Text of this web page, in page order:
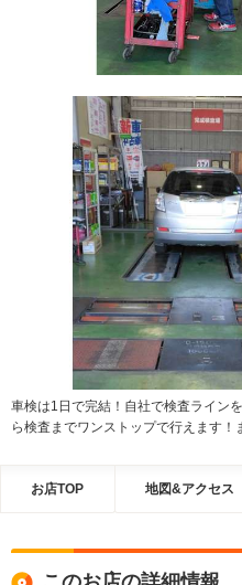
車検は1日で完結！自社で検査ライン
ら検査までワンストップで行えます！
お店TOP 地図&アクセス